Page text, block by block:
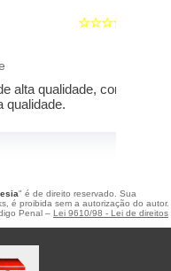
5
☆☆☆☆☆
qualidade, com
" é de direito reservado. Sua
é proibida sem a autorização do autor.
Penal – Lei 9610/98 - Lei de direitos